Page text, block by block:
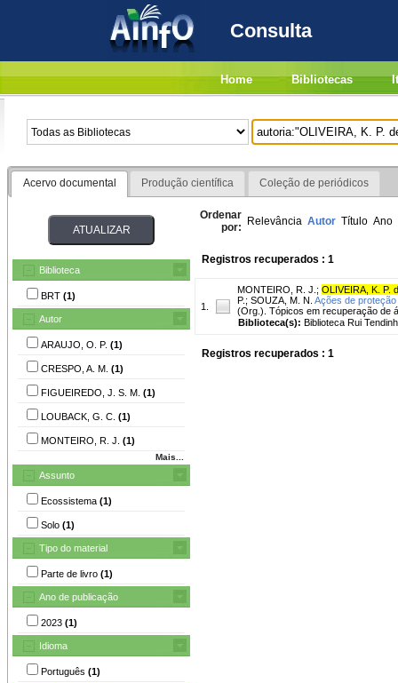
Consulta
Home Bibliotecas
Acervo documental Produção científica Coleção de periódicos
Biblioteca
BRT (1)
Autor
ARAUJO, O. P. (1)
CRESPO, A. M. (1)
FIGUEIREDO, J. S. M. (1)
LOUBACK, G. C. (1)
MONTEIRO, R. J. (1)
Mais...
Assunto
Ecossistema (1)
Solo (1)
Tipo do material
Parte de livro (1)
Ano de publicação
2023 (1)
Idioma
Português (1)
Ordenar
por: Relevância Autor Título Ano
Registros recuperados : 1
1.
MONTEIRO, R. J. ; OLIVEIRA, K. P.
P. ; SOUZA, M. N. Ações de
(Org.). Tópicos em recuperação de
Biblioteca(s): Biblioteca Rui
Registros recuperados : 1